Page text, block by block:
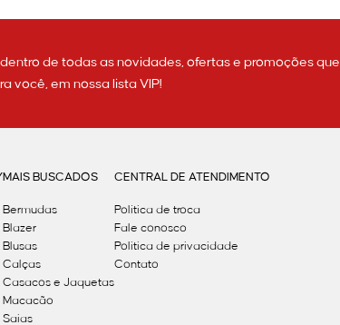
de todas as novidades, ofertas e promoções que
você, em nossa lista VIP!
MAIS BUSCADOS
Bermudas
Blazer
Blusas
Calças
Casacos e Jaquetas
Macacão
Saias
CENTRAL DE ATENDIMENTO
Política de troca
Fale conosco
Politica de privacidade
Contato